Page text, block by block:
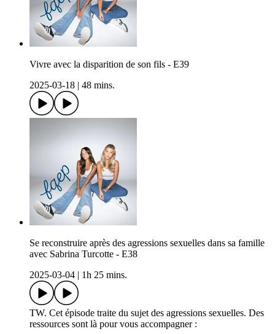
Vivre avec la disparition de son fils - E39
2025-03-18
48 mins.
Se reconstruire après des agressions sexuelles dans sa famille
avec Sabrina Turcotte - E38
2025-03-04
1h 25 mins.
TW. Cet épisode traite du sujet des agressions sexuelles. Des
ressources sont là pour vous accompagner :